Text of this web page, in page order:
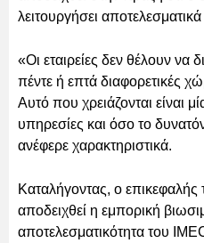
λειτουργήσει
«Οι εταιρείες δεν θέλουν να
πέντε ή επτά διαφορετικές
Αυτό που χρειάζονται είναι
υπηρεσίες και όσο το
ανέφερε χαρακτηριστικά.
Καταλήγοντας, ο επικεφαλής
αποδειχθεί η εμπορική
αποτελεσματικότητα του